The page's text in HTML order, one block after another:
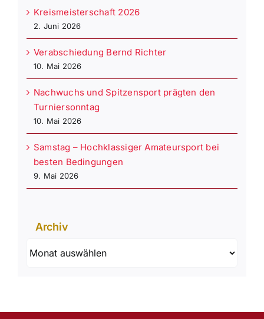
Kreismeisterschaft 2026
2. Juni 2026
Verabschiedung Bernd Richter
10. Mai 2026
Nachwuchs und Spitzensport prägten den
Turniersonntag
10. Mai 2026
Samstag – Hochklassiger Amateursport bei
besten Bedingungen
9. Mai 2026
Archiv